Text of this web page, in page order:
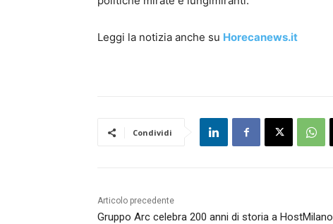
Leggi la notizia anche su Horecanews.it
Condividi
Articolo precedente
Gruppo Arc celebra 200 anni di storia a HostMilano